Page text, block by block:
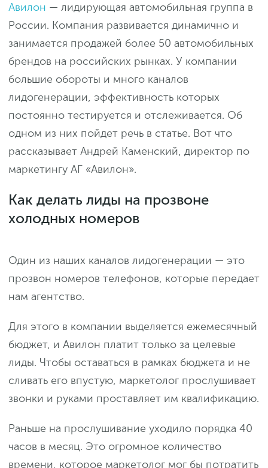
Авилон — лидирующая автомобильная группа в
России. Компания развивается динамично и
занимается продажей более 50 автомобильных
брендов на российских рынках. У компании
большие обороты и много каналов
лидогенерации, эффективность которых
постоянно тестируется и отслеживается. Об
одном из них пойдет речь в статье. Вот что
рассказывает Андрей Каменский, директор по
маркетингу АГ «Авилон».
Как делать лиды на прозвоне
холодных номеров
Один из наших каналов лидогенерации — это
прозвон номеров телефонов, которые передает
нам агентство.
Для этого в компании выделяется ежемесячный
бюджет, и Авилон платит только за целевые
лиды. Чтобы оставаться в рамках бюджета и не
сливать его впустую, маркетолог прослушивает
звонки и руками проставляет им квалификацию.
Раньше на прослушивание уходило порядка 40
часов в месяц. Это огромное количество
времени, которое маркетолог мог бы потратить